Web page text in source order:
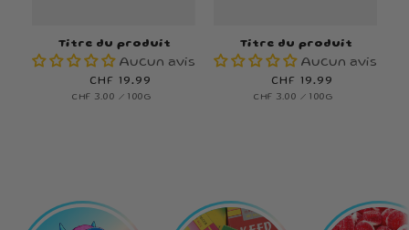
Titre du produit
Aucun avis
Prix
habituel
CHF 19.99
PRIX
CHF 3.00 / PAR
100G
Titre du produit
Aucun avis
Prix
habituel
CHF 19.99
PRIX
CHF 3.00 / PAR
100G